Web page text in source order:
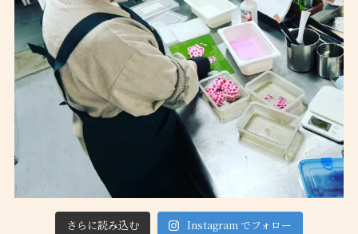
さらに読み込む Instagram でフォロー